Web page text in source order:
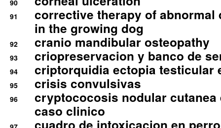
90
91
corrective therapy of abnormal
in the growing dog
92 cranio mandibular osteopathy
93 criopreservacion y banco de
94 criptorquidia ectopia testicular
95 crisis convulsivas
96
cryptococosis nodular cutanea
caso clinico